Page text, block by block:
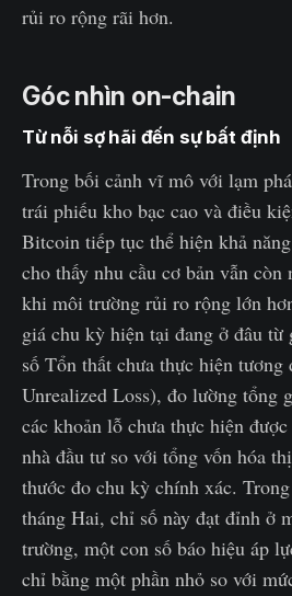
rủi ro rộng rãi hơn.
Góc nhìn on-chain
Từ nỗi sợ hãi đến sự bất định
Trong bối cảnh vĩ mô với lạm
trái phiếu kho bạc cao và điều
Bitcoin tiếp tục thể hiện khả
cho thấy nhu cầu cơ bản vẫn còn
khi môi trường rủi ro rộng lớn
giá chu kỳ hiện tại đang ở đâu từ
số Tổn thất chưa thực hiện
Unrealized Loss), đo lường tổng
các khoản lỗ chưa thực hiện
nhà đầu tư so với tổng vốn hóa
thước đo chu kỳ chính xác.
tháng Hai, chỉ số này đạt đỉnh ở
trường, một con số báo hiệu áp
chỉ bằng một phần nhỏ so với